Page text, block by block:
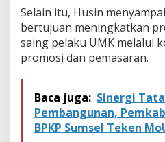
Selain itu, Husin
bertujuan meningkatkan
saing pelaku UMK melalui
promosi dan pemasaran.
Baca juga: Sinergi
Pembangunan,
BPKP Sumsel Teken